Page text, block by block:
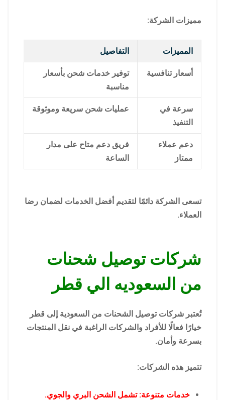
مميزات الشركة:
المميزات التفاصيل
أسعار تنافسية
توفير خدمات شحن بأسعار
مناسبة
سرعة في
التنفيذ
عمليات شحن سريعة وموثوقة
دعم عملاء
ممتاز
فريق دعم متاح على مدار
الساعة
تسعى الشركة دائمًا لتقديم أفضل الخدمات لضمان رضا
العملاء.
شركات توصيل شحنات
من السعوديه الي قطر
تُعتبر شركات توصيل الشحنات من السعودية إلى قطر
خيارًا فعالًا للأفراد والشركات الراغبة في نقل المنتجات
بسرعة وأمان.
تتميز هذه الشركات:
خدمات متنوعة: تشمل الشحن البري والجوي.